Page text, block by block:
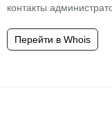
контакты
Перейти в Whois